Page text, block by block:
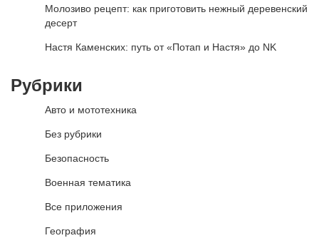
Молозиво рецепт: как приготовить нежный деревенский
десерт
Настя Каменских: путь от «Потап и Настя» до NK
Рубрики
Авто и мототехника
Без рубрики
Безопасность
Военная тематика
Все приложения
География